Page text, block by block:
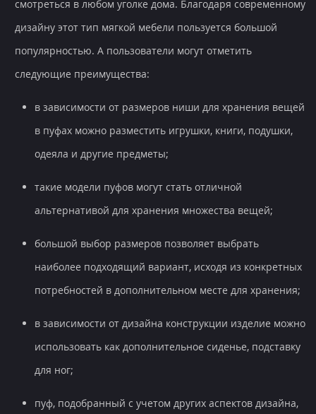
смотреться в любом уголке дома. Благодаря современному
дизайну этот тип мягкой мебели пользуется большой
популярностью. А пользователи могут отметить
следующие преимущества:
в зависимости от размеров ниши для хранения вещей
в пуфах можно разместить игрушки, книги, подушки,
одеяла и другие предметы;
такие модели пуфов могут стать отличной
альтернативой для хранения множества вещей;
большой выбор размеров позволяет выбрать
наиболее подходящий вариант, исходя из конкретных
потребностей в дополнительном месте для хранения;
в зависимости от дизайна конструкции изделие можно
использовать как дополнительное сиденье, подставку
для ног;
пуф, подобранный с учетом других аспектов дизайна,